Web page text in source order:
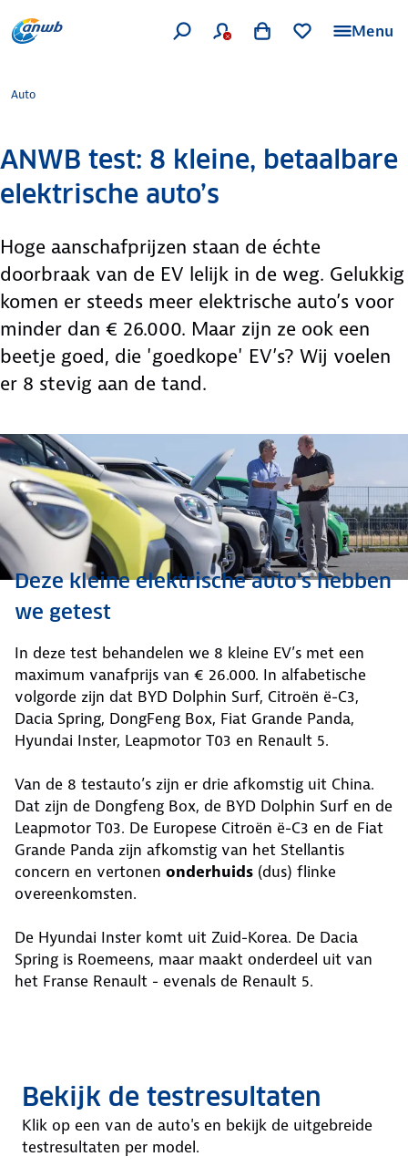
Menu
Auto
ANWB test: 8 kleine, betaalbare
elektrische auto’s
Hoge aanschafprijzen staan de échte
doorbraak van de EV lelijk in de weg. Gelukkig
komen er steeds meer elektrische auto’s voor
minder dan € 26.000. Maar zijn ze ook een
beetje goed, die 'goedkope' EV’s? Wij voelen
er 8 stevig aan de tand.
Deze kleine elektrische auto's hebben
we getest
In deze test behandelen we 8 kleine EV’s met een
maximum vanafprijs van € 26.000. In alfabetische
volgorde zijn dat BYD Dolphin Surf, Citroën ë-C3,
Dacia Spring, DongFeng Box, Fiat Grande Panda,
Hyundai Inster, Leapmotor T03 en Renault 5.
Van de 8 testauto’s zijn er drie afkomstig uit China.
Dat zijn de Dongfeng Box, de BYD Dolphin Surf en de
Leapmotor T03. De Europese Citroën ë-C3 en de Fiat
Grande Panda zijn afkomstig van het Stellantis
concern en vertonen onderhuids (dus) flinke
overeenkomsten.
De Hyundai Inster komt uit Zuid-Korea. De Dacia
Spring is Roemeens, maar maakt onderdeel uit van
het Franse Renault - evenals de Renault 5.
Bekijk de testresultaten
Klik op een van de auto's en bekijk de uitgebreide
testresultaten per model.